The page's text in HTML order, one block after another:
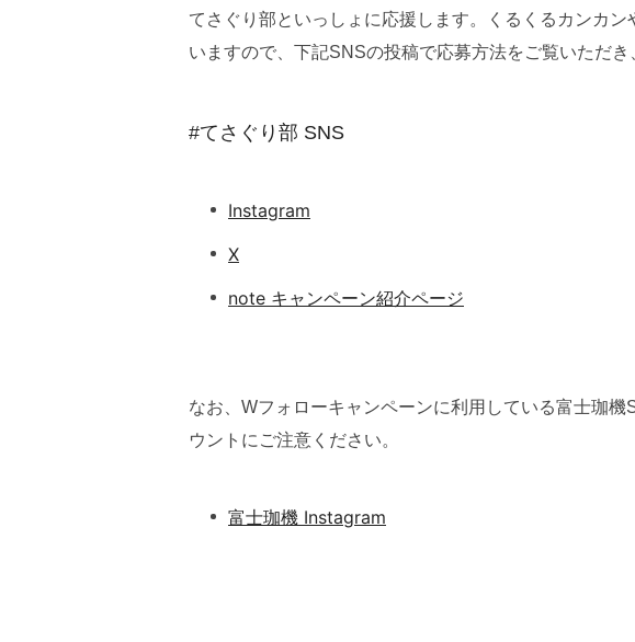
てさぐり部といっしょに応援します。くるくるカンカ
いますので、下記SNSの投稿で応募方法をご覧いただき
#てさぐり部 SNS
Instagram
X
note キャンペーン紹介ページ
なお、Wフォローキャンペーンに利用している富士珈
ウントにご注意ください。
富士珈機 Instagram